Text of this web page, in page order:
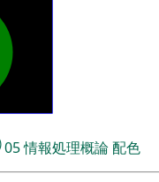
05情報処理概論配色